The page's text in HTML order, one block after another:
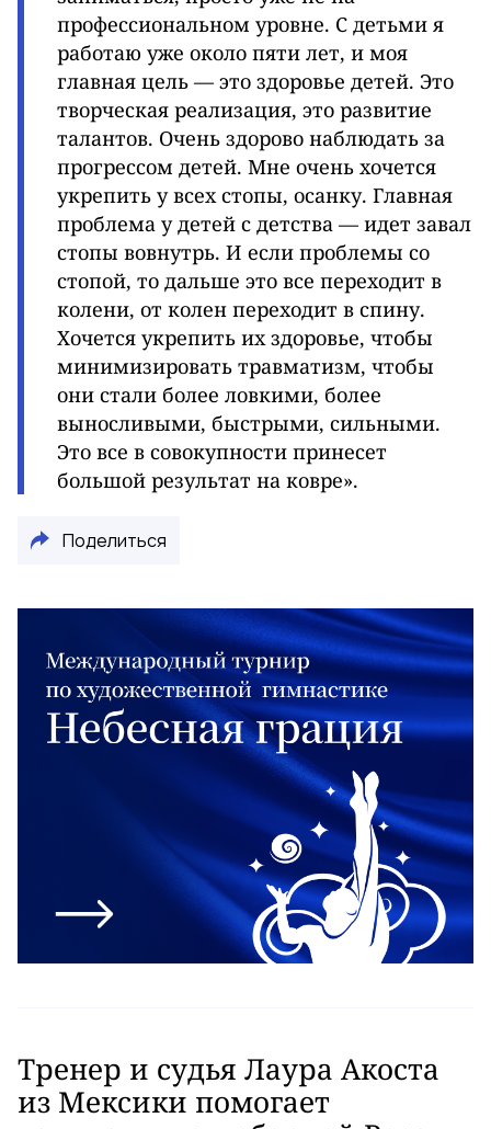
профессиональном уровне. С детьми я
работаю уже около пяти лет, и моя
главная цель — это здоровье детей. Это
творческая реализация, это развитие
талантов. Очень здорово наблюдать за
прогрессом детей. Мне очень хочется
укрепить у всех стопы, осанку. Главная
проблема у детей с детства — идет завал
стопы вовнутрь. И если проблемы со
стопой, то дальше это все переходит в
колени, от колен переходит в спину.
Хочется укрепить их здоровье, чтобы
минимизировать травматизм, чтобы
они стали более ловкими, более
выносливыми, быстрыми, сильными.
Это все в совокупности принесет
большой результат на ковре».
Поделиться
Тренер и судья Лаура Акоста
из Мексики помогает